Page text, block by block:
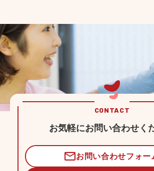
CONTACT
お気軽にお問い合わせく
お問い合わせフォー